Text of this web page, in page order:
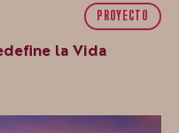
PROYECTO
la Vida